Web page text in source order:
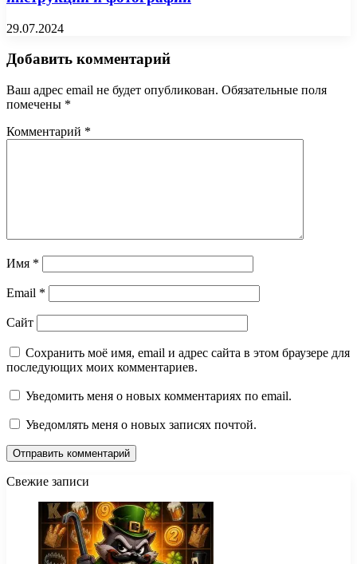
29.07.2024
Добавить комментарий
Ваш адрес email не будет опубликован. Обязательные поля
помечены *
Комментарий *
Имя *
Email *
Сайт
Сохранить моё имя, email и адрес сайта в этом браузере для
последующих моих комментариев.
Уведомить меня о новых комментариях по email.
Уведомлять меня о новых записях почтой.
Свежие записи